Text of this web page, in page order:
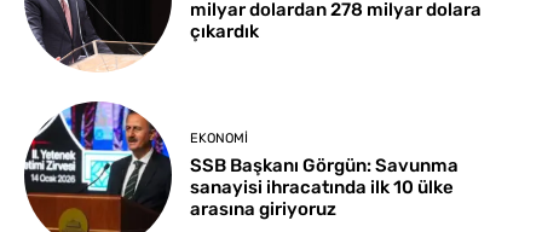
milyar dolardan 278 milyar dolara
çıkardık
EKONOMI
SSB Başkanı Görgün: Savunma
sanayisi ihracatında ilk 10 ülke
arasına giriyoruz